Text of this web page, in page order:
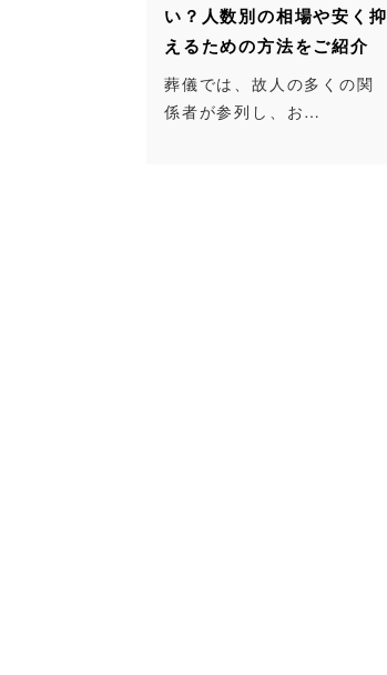
い？人数別の相場や安く抑
えるための方法をご紹介
葬儀では、故人の多くの関
係者が参列し、お…